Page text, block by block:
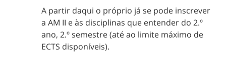
A partir daqui o próprio já se pode inscrever
a AM II e às disciplinas que entender do 2.º
ano, 2.º semestre (até ao limite máximo de
ECTS disponíveis).